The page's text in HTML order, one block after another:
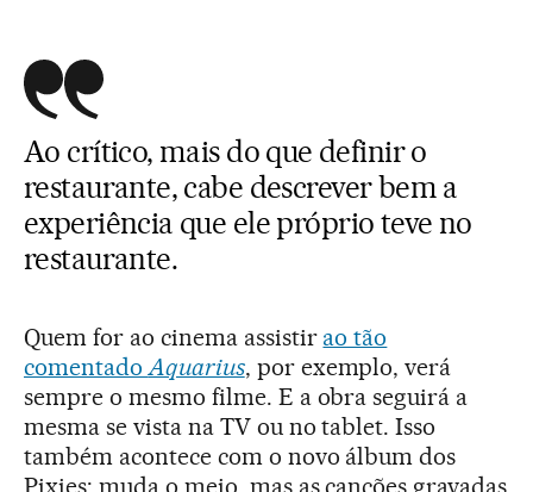
Ao crítico, mais do que definir o
restaurante, cabe descrever bem a
experiência que ele próprio teve no
restaurante.
Quem for ao cinema assistir ao tão
comentadoAquarius, por exemplo, verá
sempre o mesmo filme. E a obra seguirá a
mesma se vista na TV ou no tablet. Isso
também acontece com o novo álbum dos
Pixies: muda o meio, mas as canções gravadas